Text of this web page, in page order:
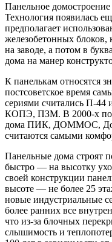
Панельное домостроение
Технология появилась
предполагает
железобетонных блоков,
на заводе, а потом в
дома на манер
К панелькам относятся
постсоветское время
сериями считались П-44
КОПЭ, ПЗМ. В 2000-х
дома ПИК, ДОММОС,
считаются самыми
Панельные дома строят
быстро — на высотку
своей конструкции
высоте — не более 25
новые индустриальные
более ранних все
что из-за блочных
слышимость и